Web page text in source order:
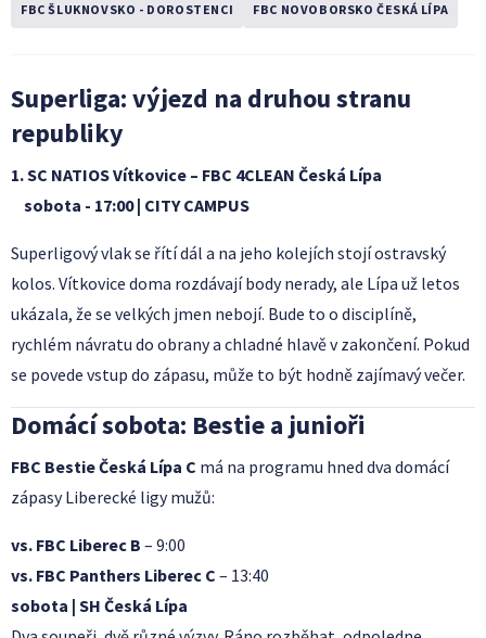
FBC ŠLUKNOVSKO - DOROSTENCI FBC NOVOBORSKO ČESKÁ LÍPA
Superliga: výjezd na druhou stranu
republiky
1. SC NATIOS Vítkovice – FBC 4CLEAN Česká Lípa
sobota - 17:00 | CITY CAMPUS
Superligový vlak se řítí dál a na jeho kolejích stojí ostravský
kolos. Vítkovice doma rozdávají body nerady, ale Lípa už letos
ukázala, že se velkých jmen nebojí. Bude to o disciplíně,
rychlém návratu do obrany a chladné hlavě v zakončení. Pokud
se povede vstup do zápasu, může to být hodně zajímavý večer.
Domácí sobota: Bestie a junioři
FBC Bestie Česká Lípa C má na programu hned dva domácí
zápasy Liberecké ligy mužů:
vs. FBC Liberec B – 9:00
vs. FBC Panthers Liberec C – 13:40
sobota | SH Česká Lípa